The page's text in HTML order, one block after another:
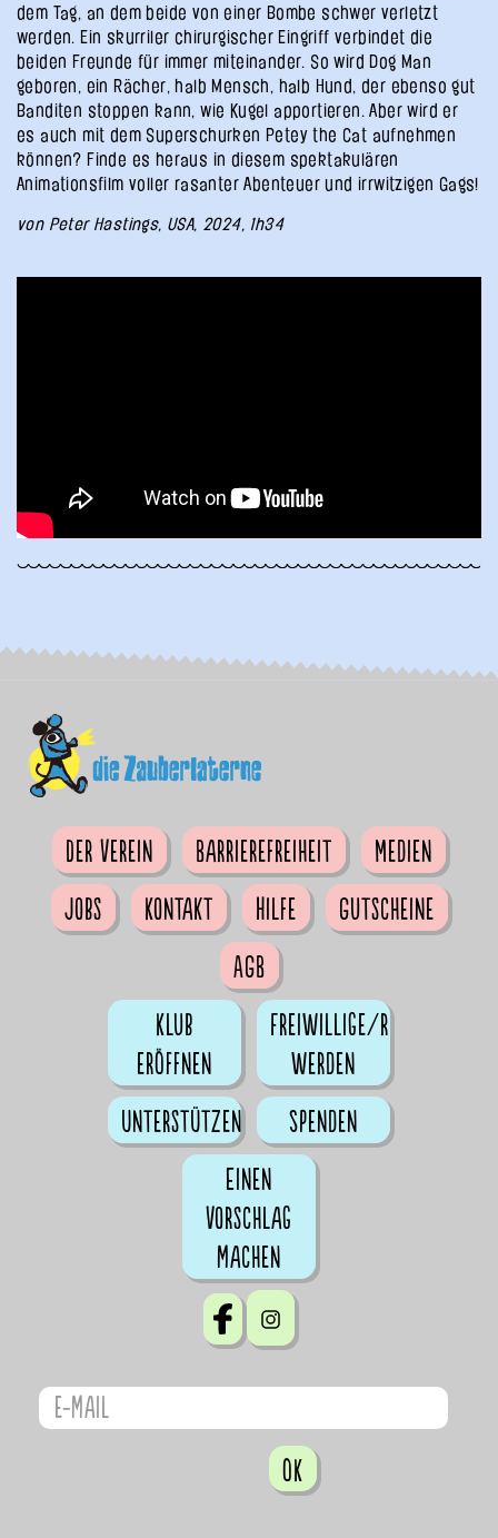
dem Tag, an dem beide von einer Bombe schwer verletzt
werden. Ein skurriler chirurgischer Eingriff verbindet die
beiden Freunde für immer miteinander. So wird Dog Man
geboren, ein Rächer, halb Mensch, halb Hund, der ebenso gut
Banditen stoppen kann, wie Kugel apportieren. Aber wird er
es auch mit dem Superschurken Petey the Cat aufnehmen
können? Finde es heraus in diesem spektakulären
Animationsfilm voller rasanter Abenteuer und irrwitzigen Gags!
von Peter Hastings, USA, 2024, 1h34
Der Verein Barrierefreiheit
Medien
Jobs
Kontakt Hilfe
Gutscheine
AGB
Klub
eröffnen
Freiwillige/r
werden
Unterstützen
Spenden
Einen
Vorschlag
machen
OK